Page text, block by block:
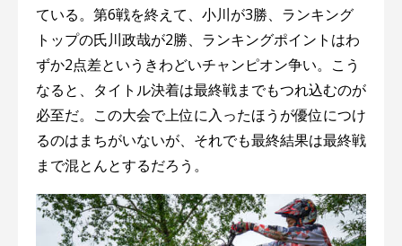
ている。第6戦を終えて、小川が3勝、ランキング
トップの氏川政哉が2勝、ランキングポイントはわ
ずか2点差というきわどいチャンピオン争い。こう
なると、タイトル決着は最終戦までもつれ込むのが
必至だ。この大会で上位に入ったほうが優位につけ
るのはまちがいないが、それでも最終結果は最終戦
まで混とんとするだろう。